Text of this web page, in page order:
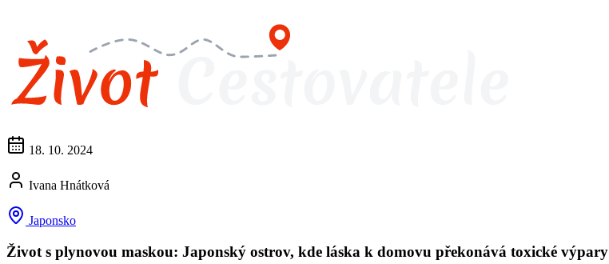
18. 10. 2024
Ivana Hnátková
Japonsko
Život s plynovou maskou: Japonský ostrov, kde láska k domovu překonává toxické výpary